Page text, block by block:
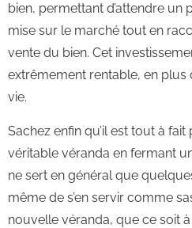
bien, permettant d’attendre un
mise sur le marché tout en
vente du bien. Cet
extrêmement rentable, en plus
vie.
Sachez enfin qu’il est tout à
véritable véranda en fermant
ne sert en général que
même de s’en servir comme
nouvelle véranda, que ce soit